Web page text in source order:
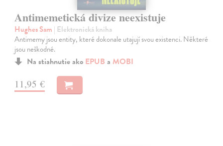
Antimemetická divize neexistuje
Hughes Sam | Elektronická kniha
Antimemy jsou entity, které dokonale utajují svou existenci. Některé
jsou neškodné.
Na stiahnutie ako EPUB a MOBI
11,95 €